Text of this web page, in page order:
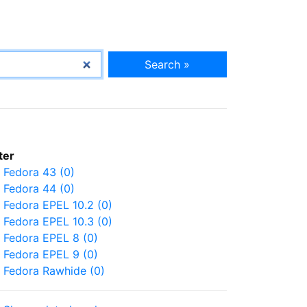
Search »
Fedora 43 (0)
Fedora 44 (0)
Fedora EPEL 10.2 (0)
Fedora EPEL 10.3 (0)
Fedora EPEL 8 (0)
Fedora EPEL 9 (0)
Fedora Rawhide (0)